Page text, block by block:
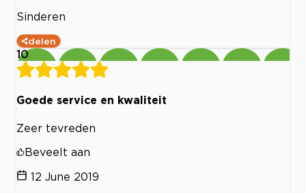
Sinderen
delen
10
Goede service en kwaliteit
Zeer tevreden
Beveelt aan
12 June 2019